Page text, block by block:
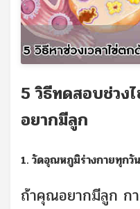
5 วิธีทดสอบช่วง
อยากมีลูก
1. วัดอุณหภูมิร่างกายทุกวั
ถ้าคุณอยากมีลูก ก